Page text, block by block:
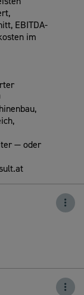
EBITDA-
im
— oder